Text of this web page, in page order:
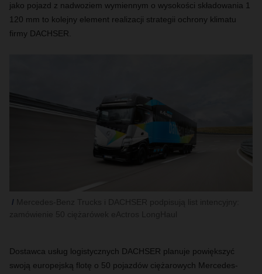
jako pojazd z nadwoziem wymiennym o wysokości składowania 1
120 mm to kolejny element realizacji strategii ochrony klimatu
firmy DACHSER.
Dostawca usług logistycznych DACHSER planuje powiększyć
swoją europejską flotę o 50 pojazdów ciężarowych Mercedes-